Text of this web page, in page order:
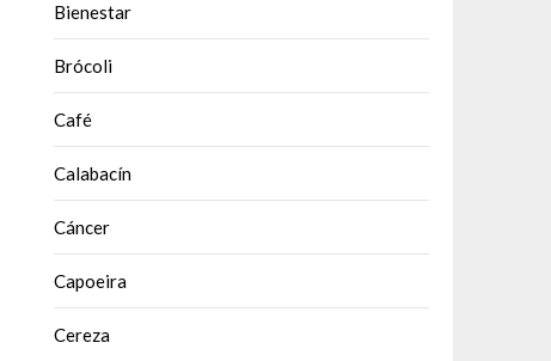
Bienestar
Brócoli
Café
Calabacín
Cáncer
Capoeira
Cereza